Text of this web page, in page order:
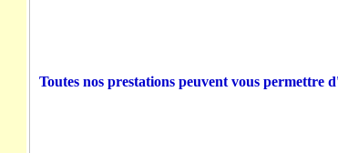
Toutes nos prestations peuvent vous permettre